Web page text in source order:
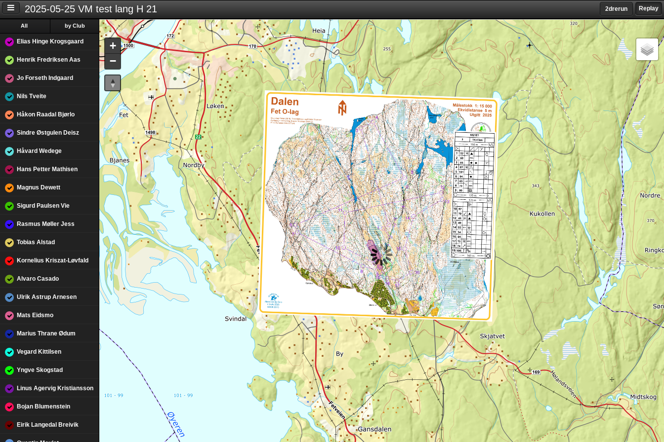
Replay
2drerun
2025-05-25 VM test lang H 21
Elias Hinge Krogsgaard
Henrik Fredriksen Aas
Jo Forseth Indgaard
Nils Tveite
Håkon Raadal Bjørlo
Sindre Østgulen Deisz
Håvard Wedege
Hans Petter Mathisen
Magnus Dewett
Sigurd Paulsen Vie
Rasmus Møller Jess
Tobias Alstad
Kornelius Kriszat-Løvfald
Alvaro Casado
Ulrik Astrup Arnesen
Mats Eidsmo
Marius Thrane Ødum
Vegard Kittilsen
Yngve Skogstad
Linus Agervig Kristiansson
Bojan Blumenstein
Eirik Langedal Breivik
All by Club
+
−